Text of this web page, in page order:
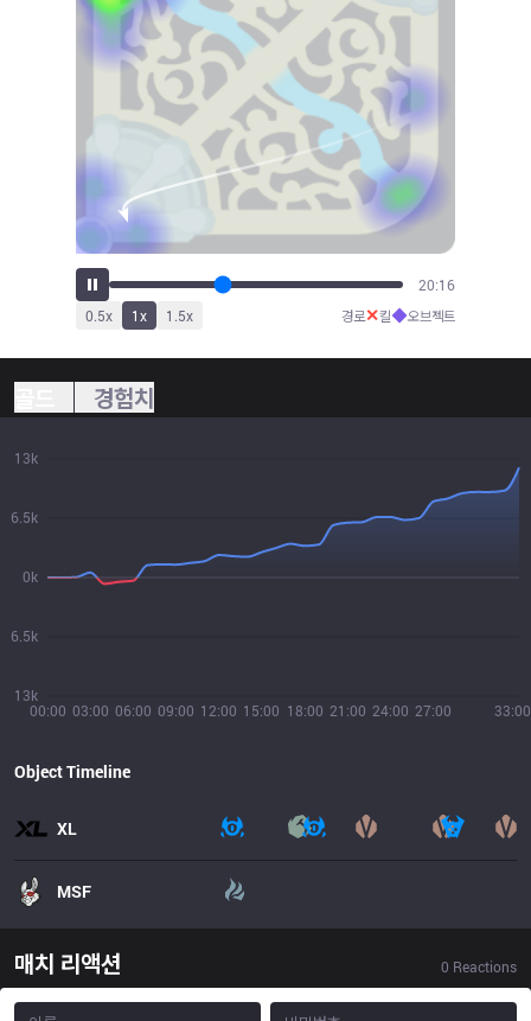
21:41
0.5x 1x 1.5x 경로✕킬◆오브젝트
경험치
00:00 03:00 06:00 09:00 12:00 15:00 18:00 21:00 24:00 27:00 33:00
13k
6.5k
0k
6.5k
13k
Object Timeline
XL
MSF
매치 리액션 0 Reactions